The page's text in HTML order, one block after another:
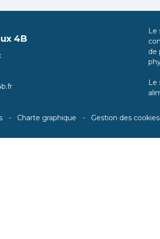
4B
Le
de
Le
Charte graphique Gestion des cookies